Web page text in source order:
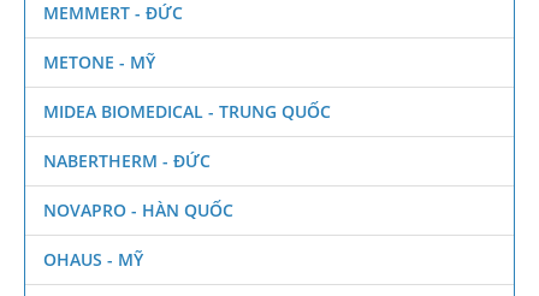
MEMMERT - ĐỨC
METONE - MỸ
MIDEA BIOMEDICAL - TRUNG QUỐC
NABERTHERM - ĐỨC
NOVAPRO - HÀN QUỐC
OHAUS - MỸ